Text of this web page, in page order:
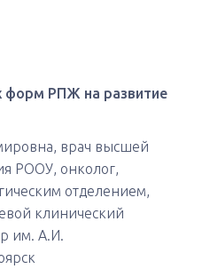
форм РПЖ на развитие
врач высшей
РООУ, онколог,
отделением,
клинический
им. А.И.